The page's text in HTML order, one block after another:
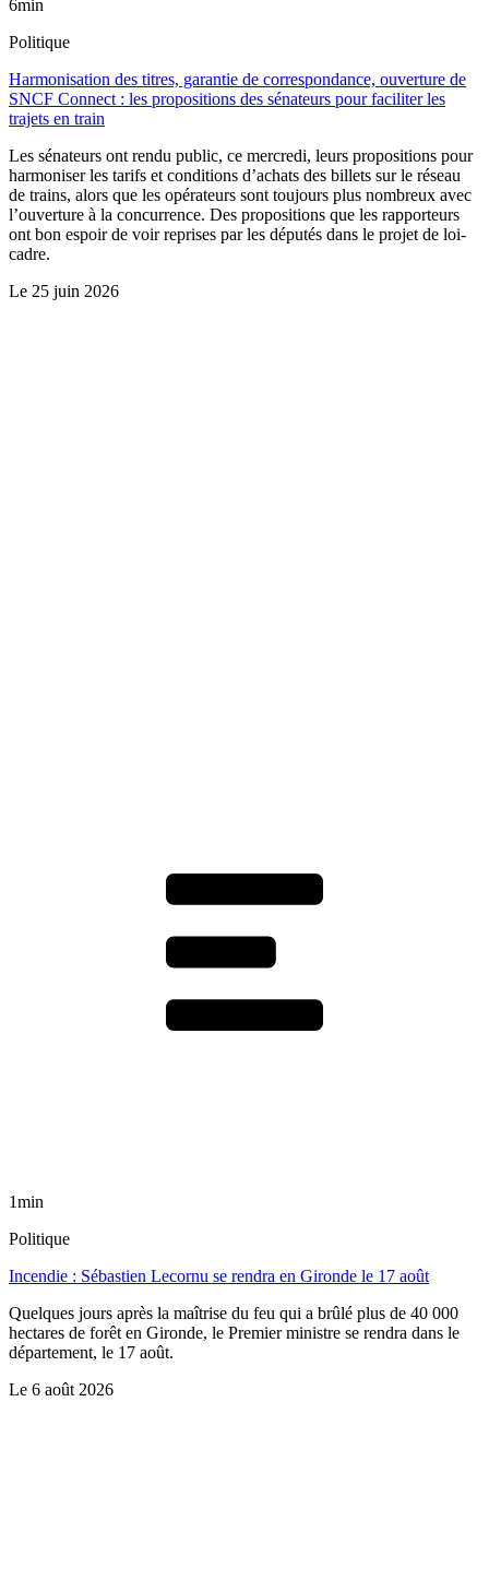
6min
Politique
Harmonisation des titres, garantie de correspondance, ouverture de
SNCF Connect : les propositions des sénateurs pour faciliter les
trajets en train
Les sénateurs ont rendu public, ce mercredi, leurs propositions pour
harmoniser les tarifs et conditions d’achats des billets sur le réseau
de trains, alors que les opérateurs sont toujours plus nombreux avec
l’ouverture à la concurrence. Des propositions que les rapporteurs
ont bon espoir de voir reprises par les députés dans le projet de loi-
cadre.
Le 25 juin 2026
1min
Politique
Incendie : Sébastien Lecornu se rendra en Gironde le 17 août
Quelques jours après la maîtrise du feu qui a brûlé plus de 40 000
hectares de forêt en Gironde, le Premier ministre se rendra dans le
département, le 17 août.
Le 6 août 2026